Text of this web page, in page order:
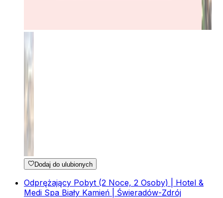
Dodaj do ulubionych
Odprężający Pobyt (2 Noce, 2 Osoby) | Hotel &
Medi Spa Biały Kamień | Świeradów-Zdrój